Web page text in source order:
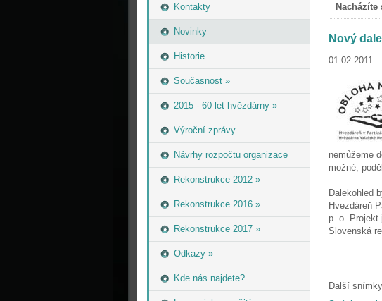
Kontakty
Novinky
Historie
Současnost »
2015 - 60 let hvězdárny »
Výroční zprávy
Návrhy rozpočtu organizace
Rekonstrukce 2012 »
Rekonstrukce 2016 »
Rekonstrukce 2017 »
Odkazy »
Kde nás najdete?
Nacházíte
Nový
01.02.2011
nemůžeme
možné,
Dalekohled
Hvezdáreň
p. o. Projekt
Slovenská
Další